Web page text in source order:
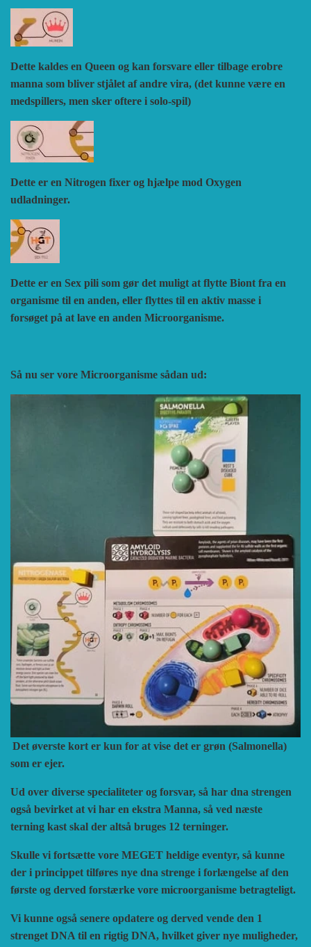
Dette kaldes en Queen og kan forsvare eller tilbage erobre
manna som bliver stjålet af andre vira, (det kunne være en
medspillers, men sker oftere i solo-spil)
Dette er en Nitrogen fixer og hjælpe mod Oxygen
udladninger.
Dette er en Sex pili som gør det muligt at flytte Biont fra en
organisme til en anden, eller flyttes til en aktiv masse i
forsøget på at lave en anden Microorganisme.
Så nu ser vore Microorganisme sådan ud:
Det øverste kort er kun for at vise det er grøn (Salmonella)
som er ejer.
Ud over diverse specialiteter og forsvar, så har dna strengen
også bevirket at vi har en ekstra Manna, så ved næste
terning kast skal der altså bruges 12 terninger.
Skulle vi fortsætte vore MEGET heldige eventyr, så kunne
der i princippet tilføres nye dna strenge i forlængelse af den
første og derved forstærke vore microorganisme betragteligt.
Vi kunne også senere opdatere og derved vende den 1
strenget DNA til en rigtig DNA, hvilket giver nye muligheder,